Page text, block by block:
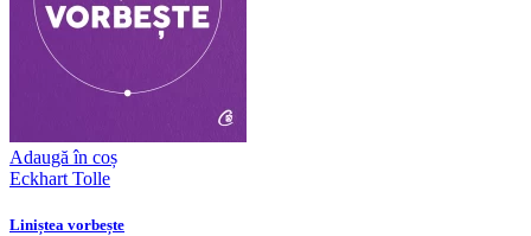
Adaugă în coș
Eckhart Tolle
Liniștea vorbește